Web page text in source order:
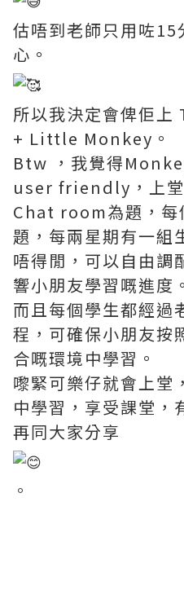
估唔到老師只用咗15
心。
所以我決定會俾佢
+ Little Monkey。
Btw ，我覺得
user friendly，上
Chat room為題，每
題，每兩星期有一組
唔得閒，可以自由調
響小朋友學習嘅進度。
而且每個學生都經過
程，可確保小朋友按
合嘅環境中學習。
嚟緊可樂仔就會上堂
中學習，享受課堂
再同大家分享
。